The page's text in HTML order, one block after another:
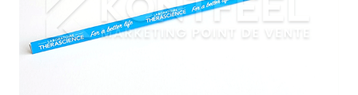
Découvrez notre signalétique en magasin→
Balisage rayon